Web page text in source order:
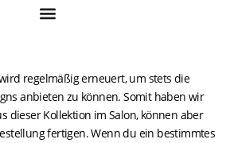
regelmäßig erneuert, um stets die
anbieten zu können. Somit haben wir
dieser Kollektion im Salon, können aber
fertigen. Wenn du ein bestimmtes